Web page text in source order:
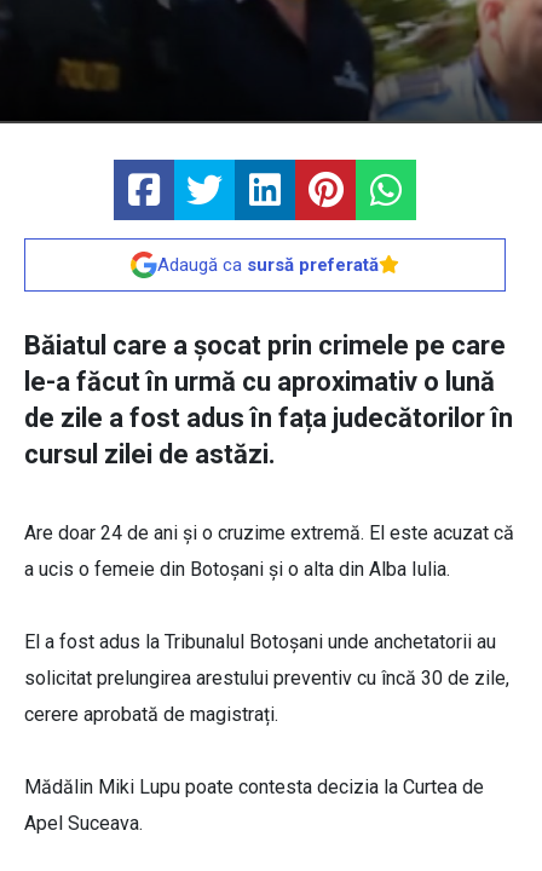
Adaugă ca sursă preferată
Băiatul care a șocat prin crimele pe care
le-a făcut în urmă cu aproximativ o lună
de zile a fost adus în fața judecătorilor în
cursul zilei de astăzi.
Are doar 24 de ani și o cruzime extremă. El este acuzat că
a ucis o femeie din Botoșani și o alta din Alba Iulia.
El a fost adus la Tribunalul Botoșani unde anchetatorii au
solicitat prelungirea arestului preventiv cu încă 30 de zile,
cerere aprobată de magistrați.
Mădălin Miki Lupu poate contesta decizia la Curtea de
Apel Suceava.